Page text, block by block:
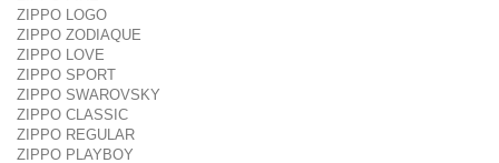
ZIPPO LOGO
ZIPPO ZODIAQUE
ZIPPO LOVE
ZIPPO SPORT
ZIPPO SWAROVSKY
ZIPPO CLASSIC
ZIPPO REGULAR
ZIPPO PLAYBOY